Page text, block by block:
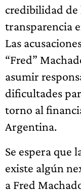
credibilidad de
transparencia
Las
“Fred”
asumir
dificultades
torno al
Argentina.
Se espera que
existe algún
a Fred